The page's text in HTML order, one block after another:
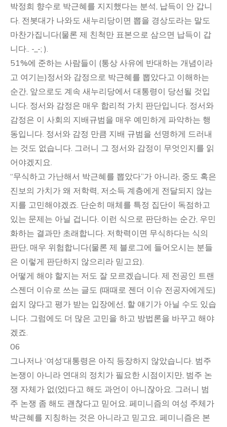
박정희 향수로 박근혜를 지지했다는 분석, 납득이 안 갑니
다. 전봇대가 나와도 새누리당이면 뽑을 경상도라는 말도
마찬가집니다(물론 제 친척만 표본으로 삼으면 납득이 갑
니다.. -_-; ).
51%에 준하는 사람들이 (통상 사유에 반대하는 개념이라
고 여기는)정서와 감정으로 박근혜를 뽑았다고 이해하는
순간, 앞으로도 계속 새누리당에서 대통령이 당선될 것입
니다. 정서와 감정은 매우 합리적 가치 판단입니다. 정서와
감정은 이 사회의 지배규범을 매우 예민하게 파악하는 행
동입니다. 정서와 감정 만큼 지배 규범을 선명하게 드러내
는 것도 없습니다. 그러니 그 정서와 감정이 무엇인지를 읽
어야겠지요.
“무식하고 가난해서 박근혜를 뽑았다”가 아니라, 중도 혹은
진보의 가치가 왜 저학력, 저소득 계층에게 전달되지 않는
지를 고민해야겠죠. 단순히 매체를 특정 집단이 독점하고
있는 문제는 아닐 겁니다. 이런 식으로 판단하는 순간, 우민
화하는 결과만 초래합니다. 저학력이면 무식하다는 식의
판단, 매우 위험합니다(물론 제 블로그에 들어오시는 분들
은 이렇게 판단하지 않으리라 믿고요).
어떻게 해야 할지는 저도 잘 모르겠습니다. 제 전공인 트랜
스젠더 이슈로 쓰는 글도 (때때로 젠더 이슈 전공자에게도)
쉽지 않다고 평가 받는 입장에선, 할 얘기가 아닐 수도 있습
니다. 그럼에도 더 많은 고민을 하고 방법론을 바꾸고 해야
겠죠.
06
그나저나 ‘여성’대통령은 아직 등장하지 않았습니다. 범주
논쟁이 아니라 연대의 정치가 필요한 시점이지만, 범주 논
쟁 자체가 없(었)다고 해도 과언이 아니잖아요. 그러니 범
주 논쟁 좀 해도 괜찮다고 믿어요. 페미니즘의 여성 주체가
박근혜를 지칭하는 것은 아니라고 믿고요. 페미니즘은 본